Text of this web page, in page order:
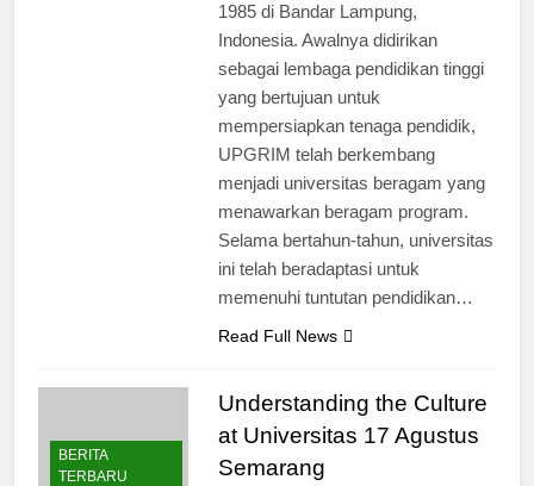
1985 di Bandar Lampung,
Indonesia. Awalnya didirikan
sebagai lembaga pendidikan tinggi
yang bertujuan untuk
mempersiapkan tenaga pendidik,
UPGRIM telah berkembang
menjadi universitas beragam yang
menawarkan beragam program.
Selama bertahun-tahun, universitas
ini telah beradaptasi untuk
memenuhi tuntutan pendidikan…
Read Full News
BERITA
TERBARU
Understanding the Culture
at Universitas 17 Agustus
Semarang